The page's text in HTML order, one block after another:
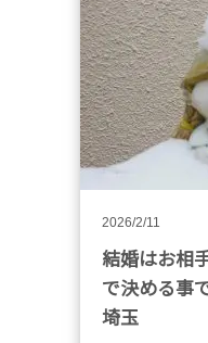
2026/2/11
結婚はお相
で決める
埼玉